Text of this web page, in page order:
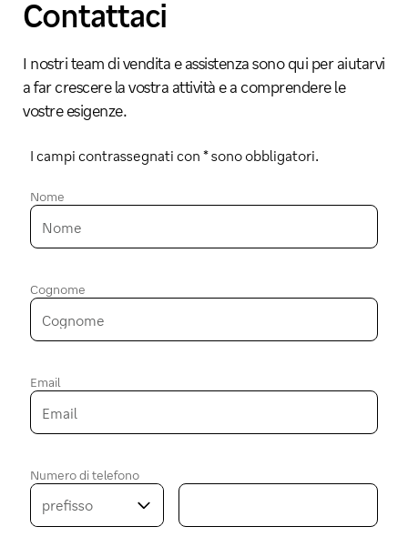
Contattaci
I nostri team di vendita e assistenza sono qui per aiutarvi
a far crescere la vostra attività e a comprendere le
vostre esigenze.
I campi contrassegnati con * sono obbligatori.
Nome
Cognome
Email
Numero di telefono
prefisso